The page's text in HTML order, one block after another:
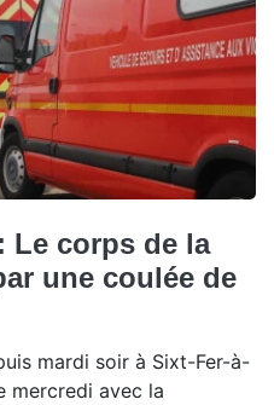
Le corps de la
une coulée de
mardi soir à Sixt-Fer-à-
mercredi avec la